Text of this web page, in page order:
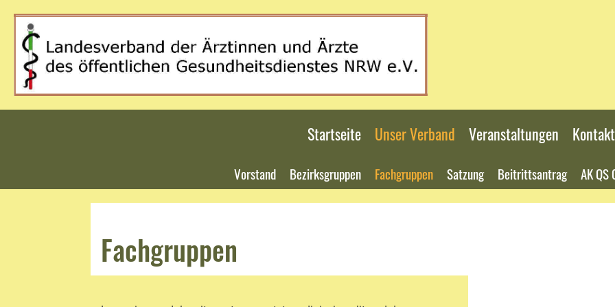
Startseite Unser Verband Veranstaltungen Kontakt
Vorstand Bezirksgruppen Fachgruppen Satzung Beitrittsantrag AK QS
Fachgruppen